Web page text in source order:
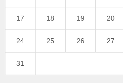
17 18 19 20
24 25 26 27
31